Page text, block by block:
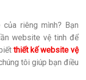
riêng mình? Bạn
website vệ tinh để
thiết kế website vệ
tôi giúp bạn điều